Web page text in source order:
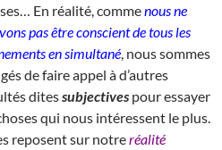
En réalité, commenous ne
pas être conscient de tous les
en simultané , nous sommes
de faire appel à d’autres
ditessubjectives pour essayer
qui nous intéressent le plus.
reposent sur notreréalité